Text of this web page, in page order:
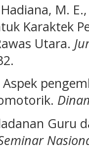
M.
Karaktek
Utara.
Aspek
Guru